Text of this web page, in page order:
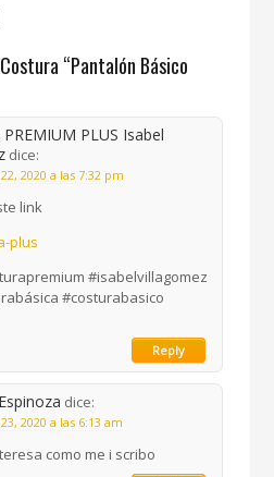
“Pantalón Básico
PREMIUM PLUS Isabel
dice:
2020 a las 7:32 pm
link
plus
#isabelvillagomez
#costurabasico
Reply
dice:
2020 a las 6:13 am
como me i scribo